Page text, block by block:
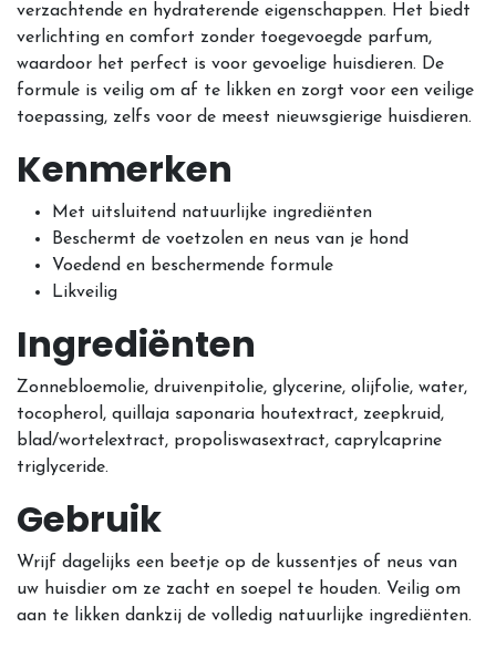
verzachtende en hydraterende eigenschappen. Het biedt
verlichting en comfort zonder toegevoegde parfum,
waardoor het perfect is voor gevoelige huisdieren. De
formule is veilig om af te likken en zorgt voor een veilige
toepassing, zelfs voor de meest nieuwsgierige huisdieren.
Kenmerken
Met uitsluitend natuurlijke ingrediënten
Beschermt de voetzolen en neus van je hond
Voedend en beschermende formule
Likveilig
Ingrediënten
Zonnebloemolie, druivenpitolie, glycerine, olijfolie, water,
tocopherol, quillaja saponaria houtextract, zeepkruid,
blad/wortelextract, propoliswasextract, caprylcaprine
triglyceride.
Gebruik
Wrijf dagelijks een beetje op de kussentjes of neus van
uw huisdier om ze zacht en soepel te houden. Veilig om
aan te likken dankzij de volledig natuurlijke ingrediënten.